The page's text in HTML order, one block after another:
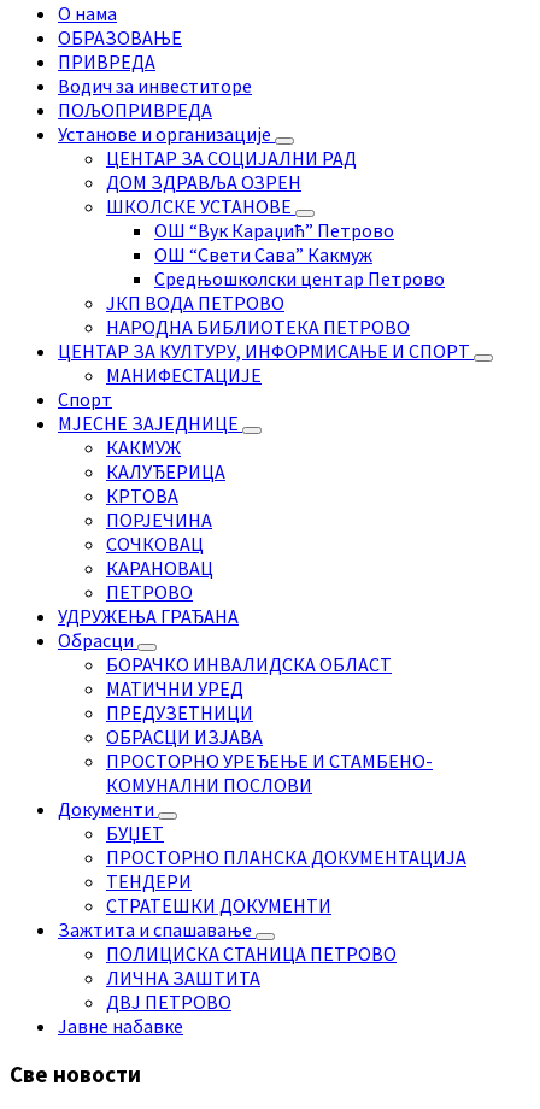
О нама
ОБРАЗОВАЊЕ
ПРИВРЕДА
Водич за инвеститоре
ПОЉОПРИВРЕДА
Установе и организације
ЦЕНТАР ЗА СОЦИЈАЛНИ РАД
ДОМ ЗДРАВЉА ОЗРЕН
ШКОЛСКЕ УСТАНОВЕ
ОШ “Вук Караџић” Петрово
ОШ “Свети Сава” Какмуж
Средњошколски центар Петрово
ЈКП ВОДА ПЕТРОВО
НАРОДНА БИБЛИОТЕКА ПЕТРОВО
ЦЕНТАР ЗА КУЛТУРУ, ИНФОРМИСАЊЕ И СПОРТ
МАНИФЕСТАЦИЈЕ
Спорт
МЈЕСНЕ ЗАЈЕДНИЦЕ
КАКМУЖ
КАЛУЂЕРИЦА
КРТОВА
ПОРЈЕЧИНА
СОЧКОВАЦ
КАРАНОВАЦ
ПЕТРОВО
УДРУЖЕЊА ГРАЂАНА
Обрасци
БОРАЧКО ИНВАЛИДСКА ОБЛАСТ
МАТИЧНИ УРЕД
ПРЕДУЗЕТНИЦИ
ОБРАСЦИ ИЗЈАВА
ПРОСТОРНО УРЕЂЕЊЕ И СТАМБЕНО-
КОМУНАЛНИ ПОСЛОВИ
Документи
БУЏЕТ
ПРОСТОРНО ПЛАНСКА ДОКУМЕНТАЦИЈА
ТЕНДЕРИ
СТРАТЕШКИ ДОКУМЕНТИ
Зажтита и спашавање
ПОЛИЦИСКА СТАНИЦА ПЕТРОВО
ЛИЧНА ЗАШТИТА
ДВЈ ПЕТРОВО
Јавне набавке
Све новости